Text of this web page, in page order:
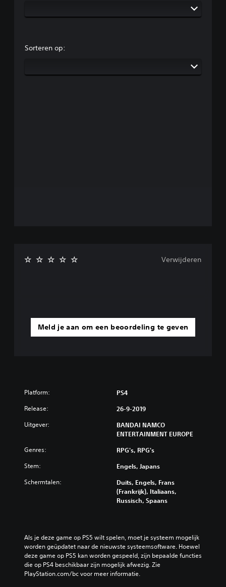
Sorteren op:
Meld je aan om een beoordeling te geven
Verwijderen
Platform: PS4
Release: 26-9-2019
Uitgever:
BANDAI NAMCO
ENTERTAINMENT EUROPE
Genres: RPG's, RPG's
Stem: Engels, Japans
Schermtalen:
Duits, Engels, Frans
(Frankrijk), Italiaans,
Russisch, Spaans
Als je deze game op PS5 wilt spelen, moet je systeem mogelijk
worden geüpdatet naar de nieuwste systeemsoftware. Hoewel
deze game op PS5 kan worden gespeeld, zijn bepaalde functies
die op PS4 beschikbaar zijn mogelijk afwezig. Zie
PlayStation.com/bc voor meer informatie.